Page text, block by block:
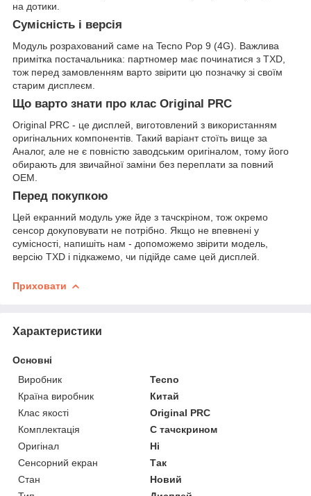
на дотики.
Сумісність і версія
Модуль розрахований саме на Tecno Pop 9 (4G). Важлива
примітка постачальника: партномер має починатися з TXD,
тож перед замовленням варто звірити цю позначку зі своїм
старим дисплеєм.
Що варто знати про клас Original PRC
Original PRC - це дисплей, виготовлений з використанням
оригінальних компонентів. Такий варіант стоїть вище за
Аналог, але не є повністю заводським оригіналом, тому його
обирають для звичайної заміни без переплати за повний
OEM.
Перед покупкою
Цей екранний модуль уже йде з тачскріном, тож окремо
сенсор докуповувати не потрібно. Якщо не впевнені у
сумісності, напишіть нам - допоможемо звірити модель,
версію TXD і підкажемо, чи підійде саме цей дисплей.
Приховати
Характеристики
Основні
Виробник
Tecno
Країна виробник
Китай
Клас якості
Original PRC
Комплектація
С тачскрином
Оригінал
Ні
Сенсорний екран
Так
Стан
Новий